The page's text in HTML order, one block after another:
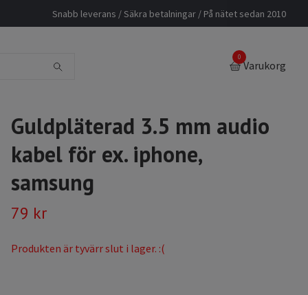
Snabb leverans / Säkra betalningar / På nätet sedan 2010
0
Varukorg
Guldpläterad 3.5 mm audio
kabel för ex. iphone,
samsung
79 kr
Produkten är tyvärr slut i lager. :(